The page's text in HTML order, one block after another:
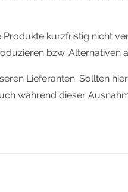
kurzfristig nicht
bzw. Alternativen
Lieferanten. Sollten
während dieser